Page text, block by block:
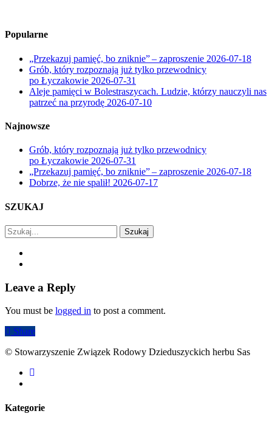
Popularne
„Przekazuj pamięć, bo zniknie” – zaproszenie 2026-07-18
Grób, który rozpoznają już tylko przewodnicy
po Łyczakowie 2026-07-31
Aleje pamięci w Bolestraszycach. Ludzie, którzy nauczyli nas
patrzeć na przyrodę 2026-07-10
Najnowsze
Grób, który rozpoznają już tylko przewodnicy
po Łyczakowie 2026-07-31
„Przekazuj pamięć, bo zniknie” – zaproszenie 2026-07-18
Dobrze, że nie spalił! 2026-07-17
SZUKAJ
Szukaj
Leave a Reply
You must be logged in to post a comment.
Share
© Stowarzyszenie Związek Rodowy Dzieduszyckich herbu Sas
facebook
Kategorie